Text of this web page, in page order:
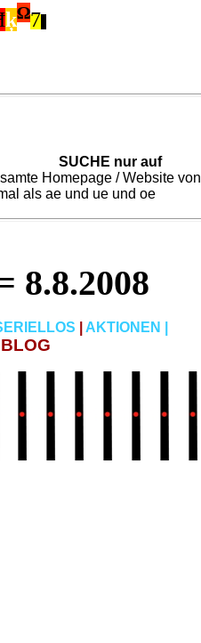
ķΩ7
SUCHE nur auf
Homepage / Website von
als ae und ue und oe
8.8.2008
AKTIONEN